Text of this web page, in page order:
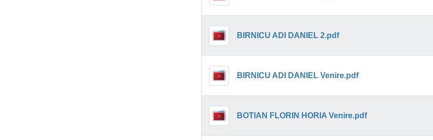
BIRNICU ADI DANIEL 2.pdf
BIRNICU ADI DANIEL Venire.pdf
BOTIAN FLORIN HORIA Venire.pdf